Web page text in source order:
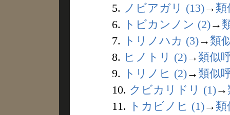
5. ノビアガリ (13)→ 類
6.
トビカンノン (2)→
7.
トリノハカ (3)→ 類
8. ヒノトリ (2)→ 類似
9.
トリノヒ (2)→ 類似
10. クビカリドリ (1)→
11.
トカビノヒ (1)→ 類